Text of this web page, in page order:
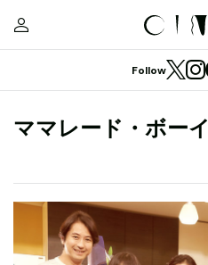
Follow
ママレード・ボーイ